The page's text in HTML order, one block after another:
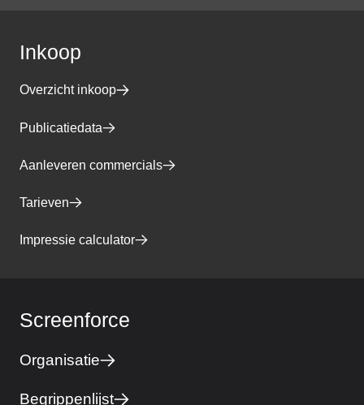
Inkoop
Overzicht inkoop
Publicatiedata
Aanleveren commercials
Tarieven
Impressie calculator
Screenforce
Organisatie
Begrippenlijst